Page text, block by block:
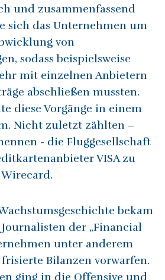
und zusammenfassend
sich das Unternehmen um
von
sodass beispielsweise
mit einzelnen Anbietern
abschließen mussten.
diese Vorgänge in einem
Nicht zuletzt zählten –
- die Fluggesellschaft
VISA zu
bekam
der „Financial
unter anderem
Bilanzen vorwarfen.
ging in die Offensive und